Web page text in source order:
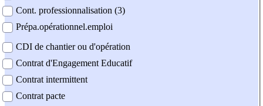
Cont. professionnalisation (3)
Prépa.opérationnel.emploi
CDI de chantier ou d'opération
Contrat d'Engagement Educatif
Contrat intermittent
Contrat pacte